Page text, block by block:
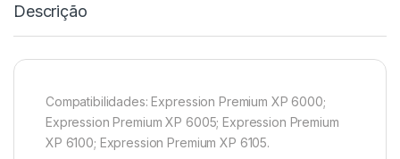
Descrição
Compatibilidades: Expression Premium XP 6000;
Expression Premium XP 6005; Expression Premium
XP 6100; Expression Premium XP 6105.